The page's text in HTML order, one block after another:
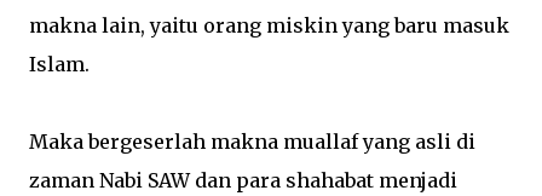
makna lain, yaitu orang miskin yang baru masuk
Islam.
Maka bergeserlah makna muallaf yang asli di
zaman Nabi SAW dan para shahabat menjadi